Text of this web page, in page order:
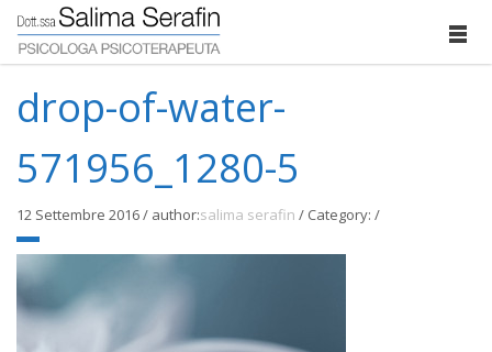
drop-of-water-
571956_1280-5
12 Settembre 2016/ author:salima serafin / Category: /